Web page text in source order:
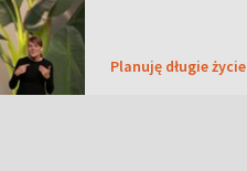
Planuję długie życie